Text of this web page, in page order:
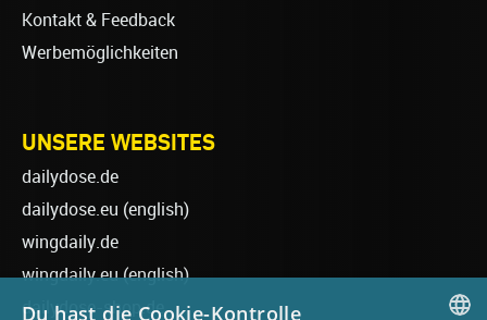
Kontakt & Feedback
Werbemöglichkeiten
UNSERE WEBSITES
dailydose.de
dailydose.eu (english)
wingdaily.de
wingdaily.eu(english)
dailydose-shop.de
Du hast die Cookie-Kontrolle